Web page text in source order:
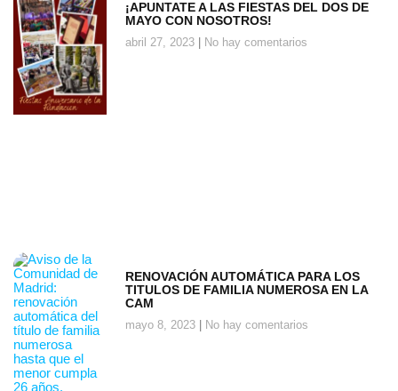
¡APUNTATE A LAS FIESTAS DEL DOS DE
MAYO CON NOSOTROS!
abril 27, 2023 No hay comentarios
RENOVACIÓN AUTOMÁTICA PARA LOS
TITULOS DE FAMILIA NUMEROSA EN LA
CAM
mayo 8, 2023 No hay comentarios